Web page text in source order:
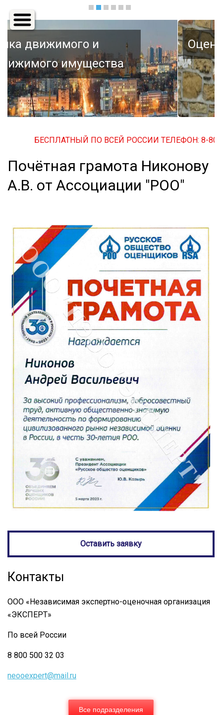
Основная
навигацияОценка автомобиля
БЕСПЛАТНЫЙ ПО ВСЕЙ РОССИИ ТЕЛЕФОН: 8-800-
Почётная грамота Никонову
А.В. от Ассоциации "РОО"
Оставить заявку
Контакты
ООО «Независимая экспертно-оценочная организация
«ЭКСПЕРТ»
По всей России
8 800 500 32 03
neooexpert@mail.ru
Все подразделения